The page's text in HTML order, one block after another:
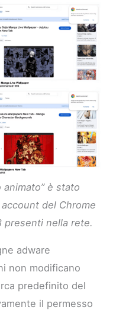
è stato
del Chrome
presenti nella rete.
adware
non modificano
predefinito del
il permesso